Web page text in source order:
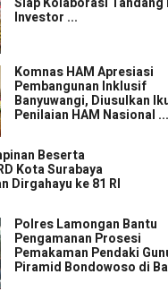
Investor ...
Komnas HAM Apresiasi
Pembangunan Inklusif
Banyuwangi, Diusulkan
Penilaian HAM Nasional ...
Beserta
Kota Surabaya
Dirgahayu ke 81 RI
Polres Lamongan Bantu
Pengamanan Prosesi
Pemakaman Pendaki
Piramid Bondowoso di